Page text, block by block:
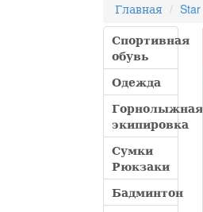
Главная Star
Спортивная
обувь
Одежда
Горнолыжная
экипировка
Сумки
Рюкзаки
Бадминтон